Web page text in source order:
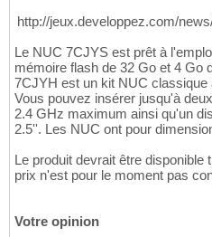
http://jeux.developpez.com/
Le NUC 7CJYS est prêt à
mémoire flash de 32 Go et 4 Go
7CJYH est un kit NUC classique
Vous pouvez insérer jusqu'à
2.4 GHz maximum ainsi qu'un
2.5''. Les NUC ont pour
Le produit devrait être
prix n'est pour le moment pas
Votre opinion